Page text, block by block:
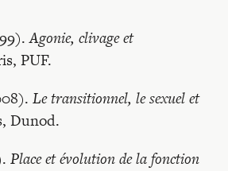
Agonie, clivage et
PUF.
Le transitionnel, le sexuel et
Dunod.
Place et évolution de la fonction